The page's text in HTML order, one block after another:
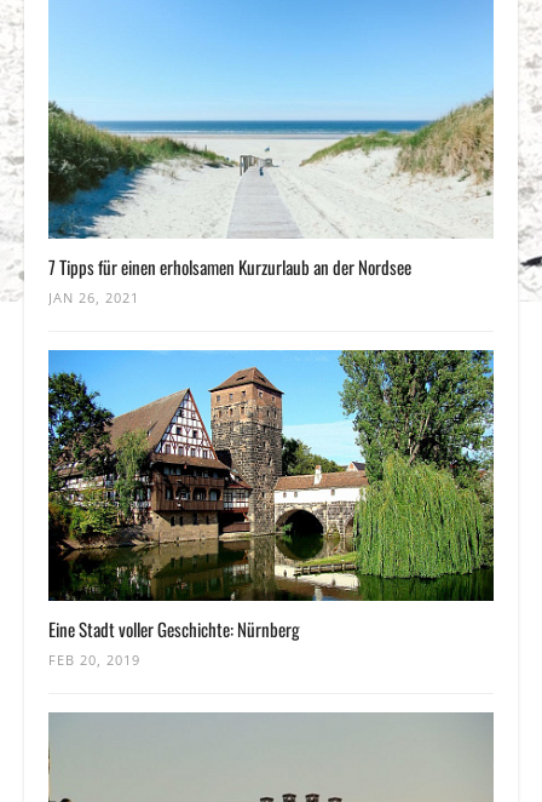
7 Tipps für einen erholsamen Kurzurlaub an der Nordsee
JAN 26, 2021
Eine Stadt voller Geschichte: Nürnberg
FEB 20, 2019